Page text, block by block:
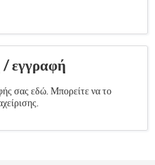
/ εγγραφή
σας εδώ. Μπορείτε να το